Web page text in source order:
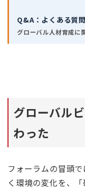
Q&A：よくある質問
グローバル人材育成に
グローバル
わった
フォーラムの冒頭
く環境の変化を、